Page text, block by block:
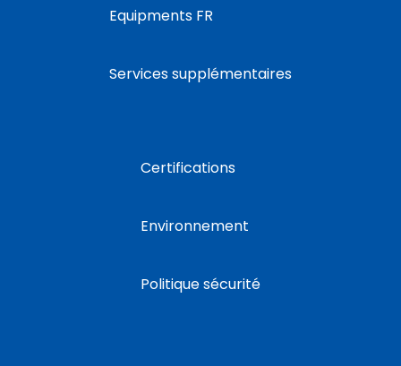
Equipments FR
Services supplémentaires
Certifications
Environnement
Politique sécurité